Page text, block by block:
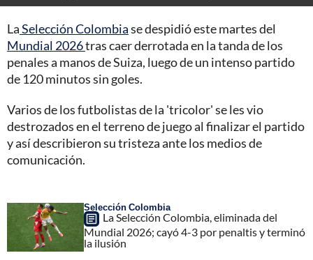
LaSelección Colombiase despidió este martes del
Mundial 2026tras caer derrotada en la tanda de los
penales a manos de Suiza, luego de un intenso partido
de 120 minutos sin goles.
Varios de los futbolistas de la 'tricolor' se les vio
destrozados en el terreno de juego al finalizar el partido
y así describieron su tristeza ante los medios de
comunicación.
Selección Colombia
La Selección Colombia, eliminada del
Mundial 2026; cayó 4-3 por penaltis y terminó
la ilusión